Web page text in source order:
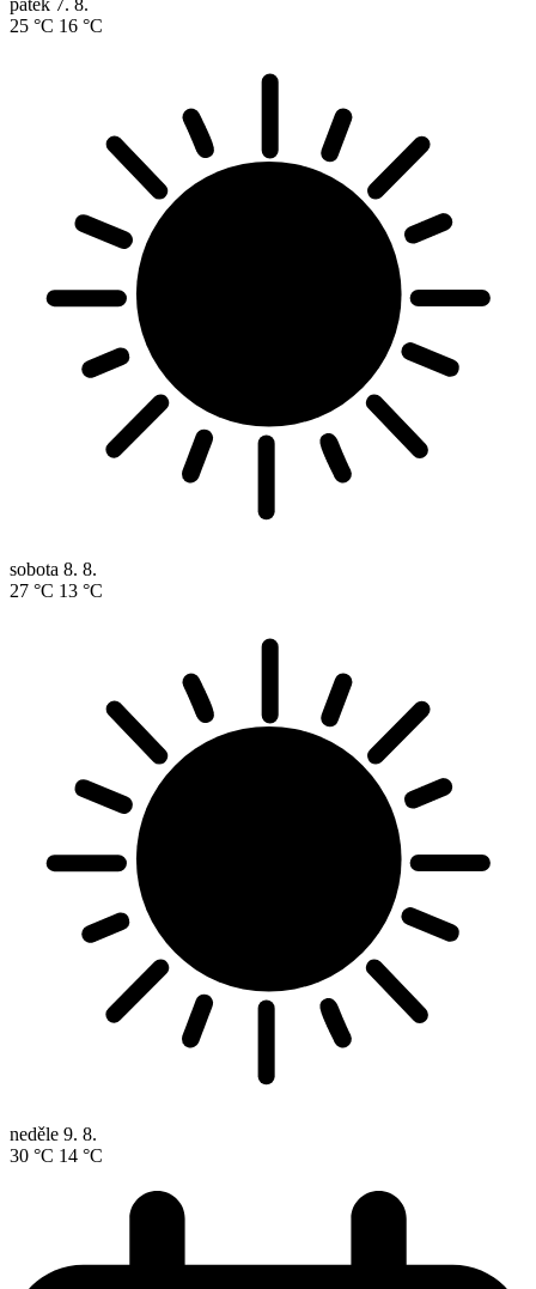
pátek 7. 8.
25 °C 16 °C
sobota 8. 8.
27 °C 13 °C
neděle 9. 8.
30 °C 14 °C